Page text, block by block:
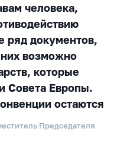
человека,
ряд документов,
них возможно
которые
Совета Европы.
остаются
Председателя